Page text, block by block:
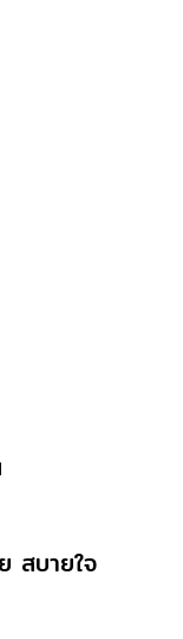
สบายใจ